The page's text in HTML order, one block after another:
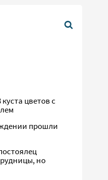
цветов с
прошли
но